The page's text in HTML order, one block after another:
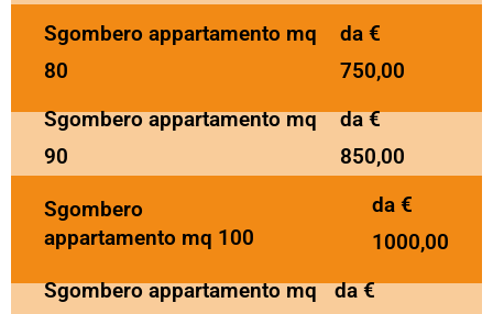
Sgombero appartamento mq
80
da €
750,00
Sgombero appartamento mq
90
da €
850,00
Sgombero
appartamento mq 100
da €
1000,00
Sgombero appartamento mq
da €